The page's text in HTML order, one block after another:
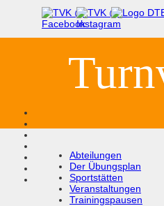
Abteilungen
Der Übungsplan
Sportstätten
Veranstaltungen
Trainingspausen